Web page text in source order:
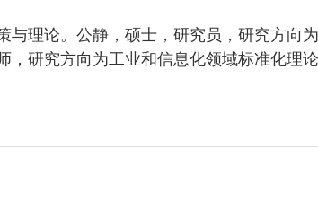
理论。公静，硕士，研究员，研究方向
研究方向为工业和信息化领域标准化理